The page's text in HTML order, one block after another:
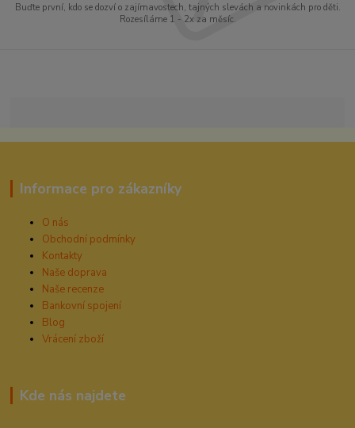
Buďte první, kdo se dozví o zajímavostech, tajných slevách a novinkách pro děti.
Rozesíláme 1 - 2x za měsíc.
Informace pro zákazníky
O nás
Obchodní podmínky
Kontakty
Naše doprava
Naše recenze
Bankovní spojení
Blog
Vrácení zboží
Kde nás najdete